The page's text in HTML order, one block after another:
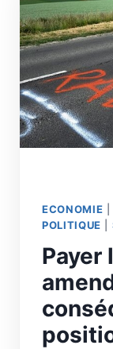
ECONOMIE
POLITIQUE
Payer